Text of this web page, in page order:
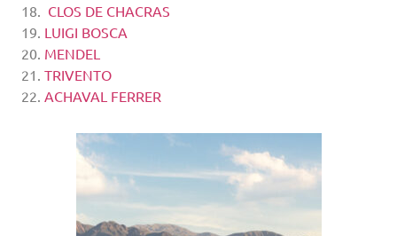
CLOS DE CHACRAS
LUIGI BOSCA
MENDEL
TRIVENTO
ACHAVAL FERRER